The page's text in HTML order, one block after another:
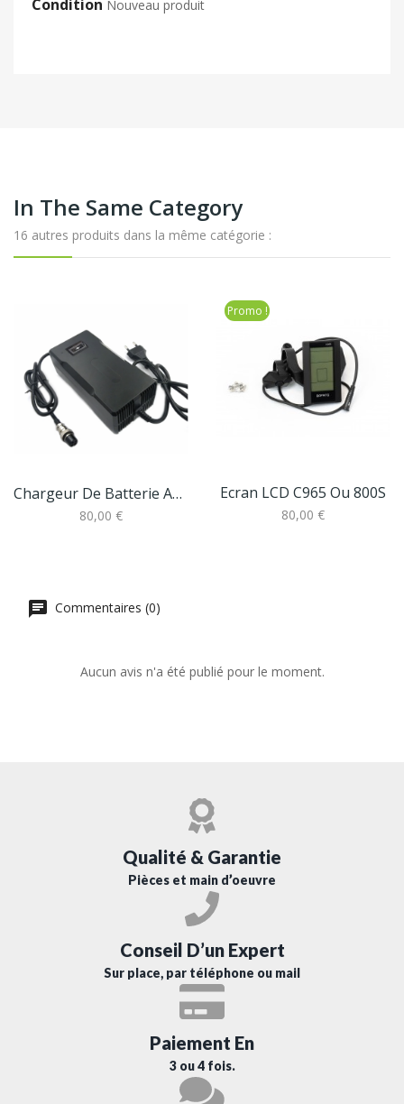
Condition Nouveau produit
In The Same Category
16 autres produits dans la même catégorie :
Chargeur De Batterie Au Lithium, 58.8V, 4a,...
80,00 €
Promo !
Ecran LCD C965 Ou 800S
80,00 €
Commentaires (0)
Aucun avis n'a été publié pour le moment.
Qualité & Garantie
Pièces et main d’oeuvre
Conseil D’un Expert
Sur place, par téléphone ou mail
Paiement En
3 ou 4 fois.